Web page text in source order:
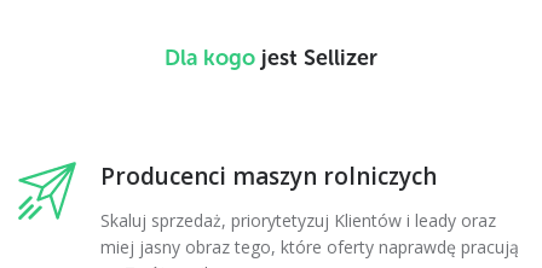
Dla kogo jest Sellizer
Producenci maszyn rolniczych
Skaluj sprzedaż, priorytetyzuj Klientów i leady oraz
miej jasny obraz tego, które oferty naprawdę pracują